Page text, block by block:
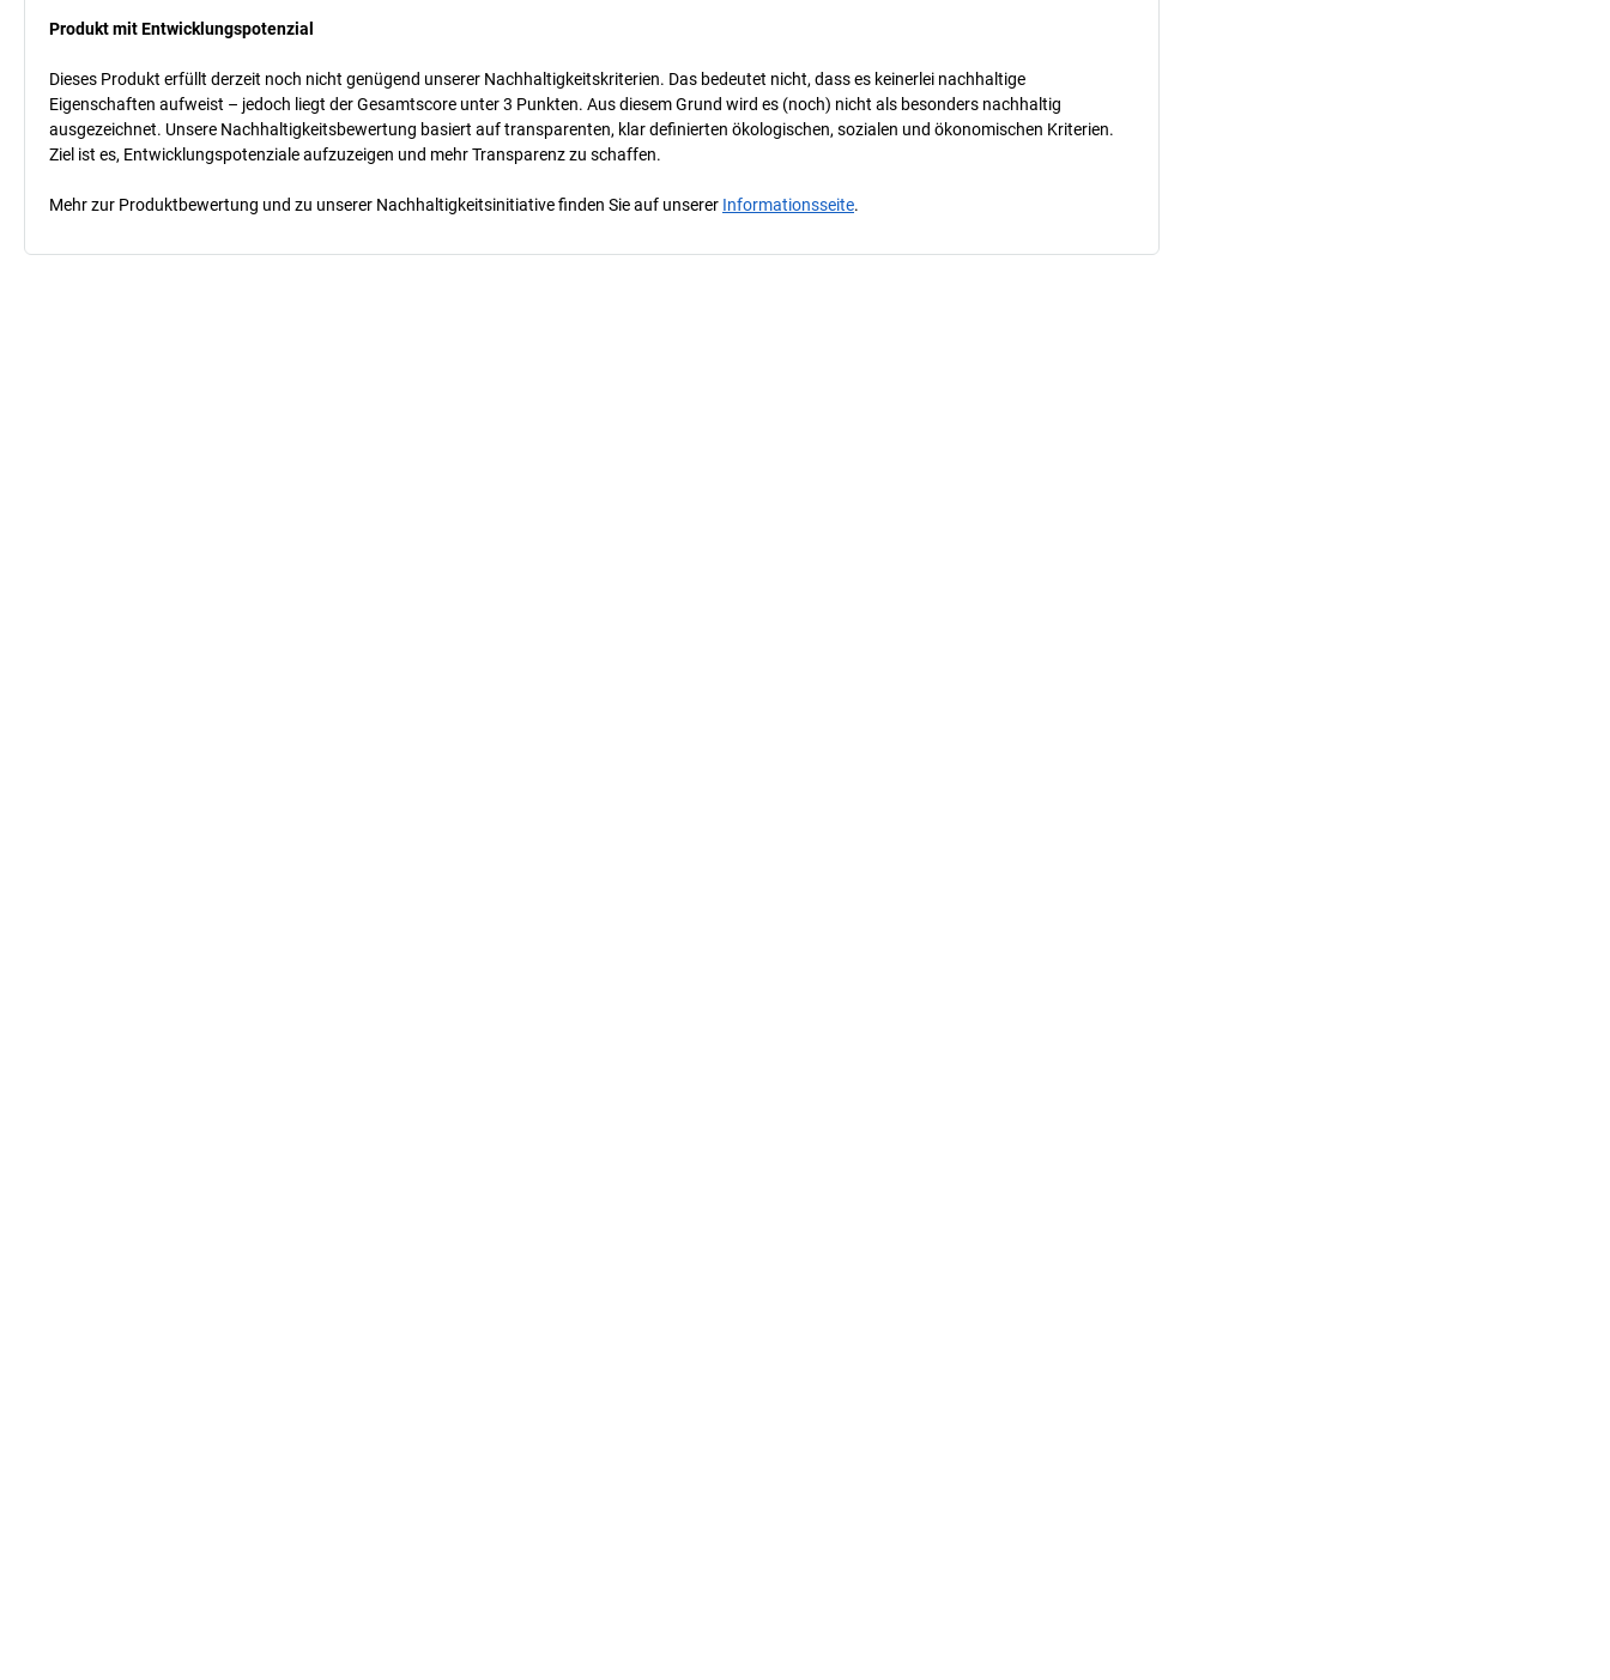
Produkt mit Entwicklungspotenzial
Dieses Produkt erfüllt derzeit noch nicht genügend unserer Nachhaltigkeitskriterien. Das bedeutet nicht, dass es keinerlei nachhaltige
Eigenschaften aufweist – jedoch liegt der Gesamtscore unter 3 Punkten. Aus diesem Grund wird es (noch) nicht als besonders nachhaltig
ausgezeichnet. Unsere Nachhaltigkeitsbewertung basiert auf transparenten, klar definierten ökologischen, sozialen und ökonomischen Kriterien.
Ziel ist es, Entwicklungspotenziale aufzuzeigen und mehr Transparenz zu schaffen.
Mehr zur Produktbewertung und zu unserer Nachhaltigkeitsinitiative finden Sie auf unserer Informationsseite.